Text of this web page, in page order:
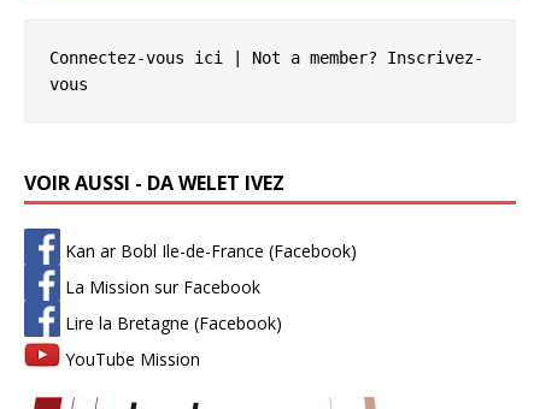
Connectez-vous ici | Not a member? Inscrivez-
vous
VOIR AUSSI - DA WELET IVEZ
Kan ar Bobl Ile-de-France (Facebook)
La Mission sur Facebook
Lire la Bretagne (Facebook)
YouTube Mission